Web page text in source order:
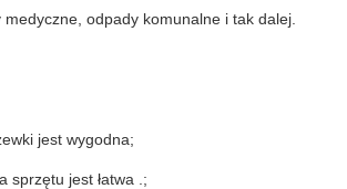
odpady komunalne i tak dalej.
jest wygodna;
sprzętu jest łatwa .;